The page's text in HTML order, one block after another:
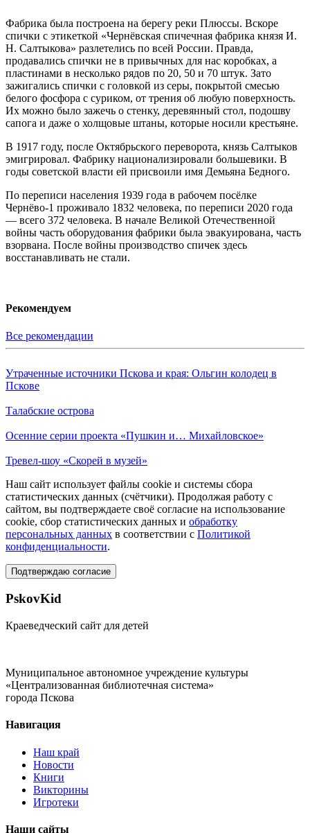
Фабрика была построена на берегу реки Плюссы. Вскоре
спички с этикеткой «Чернёвская спичечная фабрика князя И.
Н. Салтыкова» разлетелись по всей России. Правда,
продавались спички не в привычных для нас коробках, а
пластинами в несколько рядов по 20, 50 и 70 штук. Зато
зажигались спички с головкой из серы, покрытой смесью
белого фосфора с суриком, от трения об любую поверхность.
Их можно было зажечь о стенку, деревянный стол, подошву
сапога и даже о холщовые штаны, которые носили крестьяне.
В 1917 году, после Октябрьского переворота, князь Салтыков
эмигрировал. Фабрику национализировали большевики. В
годы советской власти ей присвоили имя Демьяна Бедного.
По переписи населения 1939 года в рабочем посёлке
Чернёво-1 проживало 1832 человека, по переписи 2020 года
— всего 372 человека. В начале Великой Отечественной
войны часть оборудования фабрики была эвакуирована, часть
взорвана. После войны производство спичек здесь
восстанавливать не стали.
Рекомендуем
Все рекомендации
Утраченные источники Пскова и края: Ольгин колодец в
Пскове
Талабские острова
Осенние серии проекта «Пушкин и… Михайловское»
Тревел-шоу «Скорей в музей»
Наш сайт использует файлы cookie и системы сбора
статистических данных (счётчики). Продолжая работу с
сайтом, вы подтверждаете своё согласие на использование
cookie, сбор статистических данных и обработку
персональных данных в соответствии с Политикой
конфиденциальности.
Подтверждаю согласие
PskovKid
Краеведческий сайт для детей
Муниципальное автономное учреждение культуры
«Централизованная библиотечная система»
города Пскова
Навигация
Наш край
Новости
Книги
Викторины
Игротеки
Наши сайты